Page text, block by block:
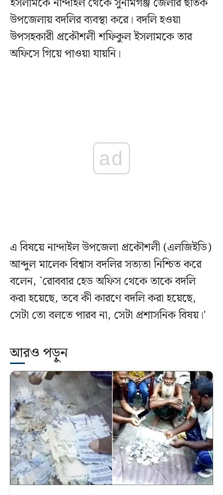
উপজেলায় বদলির ব্যবস্থা করে। বদলি হওয়া
উপসহকারী প্রকৌশলী শফিকুল ইসলামকে তার
অফিসে গিয়ে পাওয়া যায়নি।
ad
এ বিষয়ে নান্দাইল উপজেলা প্রকৌশলী (এলজিইডি)
আব্দুল মালেক বিশ্বাস বদলির সত্যতা নিশ্চিত করে
বলেন, `রোববার হেড অফিস থেকে তাকে বদলি
করা হয়েছে, তবে কী কারণে বদলি করা হয়েছে,
সেটা তো বলতে পারব না, সেটা প্রশাসনিক বিষয়।'
আরও পড়ুন